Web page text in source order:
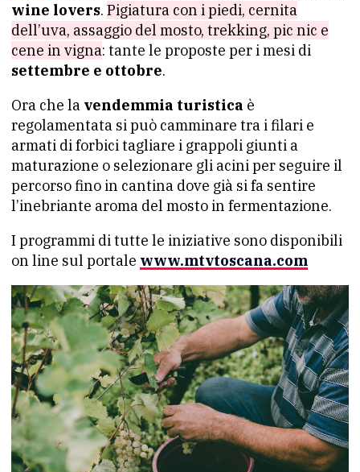
wine lovers. Pigiatura con i piedi, cernita
dell’uva, assaggio del mosto, trekking, pic nic e
cene in vigna: tante le proposte per i mesi di
settembre e ottobre.
Ora che la vendemmia turistica è
regolamentata si può camminare tra i filari e
armati di forbici tagliare i grappoli giunti a
maturazione o selezionare gli acini per seguire il
percorso fino in cantina dove già si fa sentire
l’inebriante aroma del mosto in fermentazione.
I programmi di tutte le iniziative sono disponibili
on line sul portale www.mtvtoscana.com